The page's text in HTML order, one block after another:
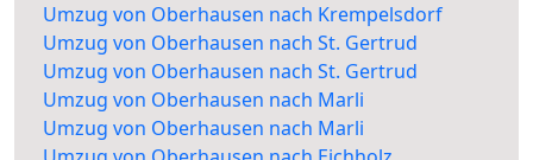
Umzug von Oberhausen nach Krempelsdorf
Umzug von Oberhausen nach St. Gertrud
Umzug von Oberhausen nach St. Gertrud
Umzug von Oberhausen nach Marli
Umzug von Oberhausen nach Marli